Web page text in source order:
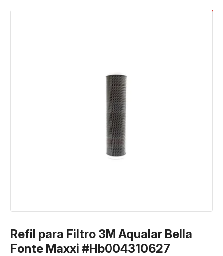
Refil para Filtro 3M Aqualar Bella
Fonte Maxxi #Hb004310627